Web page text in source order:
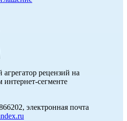
рецензий на
сегменте
электронная почта